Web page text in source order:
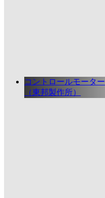
コントロールモーター
（東邦製作所）